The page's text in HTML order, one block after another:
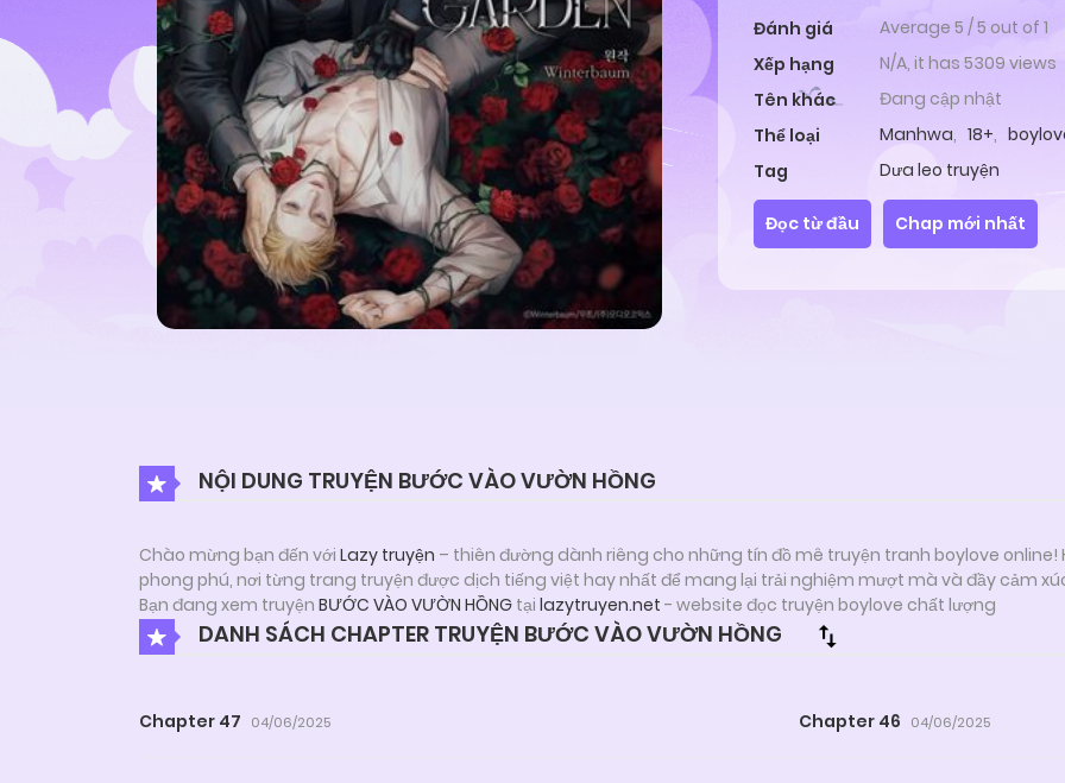
Đánh giá Average 5 /5 out of 1
Xếp hạng
N/A, it has 5309 views
Tên khác
Đang cập nhật
Thể loại
Manhwa, 18+,
Tag
Dưa leo truyện
Đọc từ đầu Chap mới nhất
NỘI DUNG TRUYỆN BƯỚC VÀO VƯỜN HỒNG
Chào mừng bạn đến với Lazy truyện – thiên đường dành riêng cho những tín đồ mê truyện tranh boylove
phong phú, nơi từng trang truyện được dịch tiếng việt hay nhất để mang lại trải nghiệm mượt mà và đầy cảm
Bạn đang xem truyện BƯỚC VÀO VƯỜN HỒNG tại lazytruyen.net - website đọc truyện boylove chất lượng
DANH SÁCH CHAPTER TRUYỆN BƯỚC VÀO VƯỜN HỒNG
Chapter 47 04/06/2025 Chapter 46 04/06/2025